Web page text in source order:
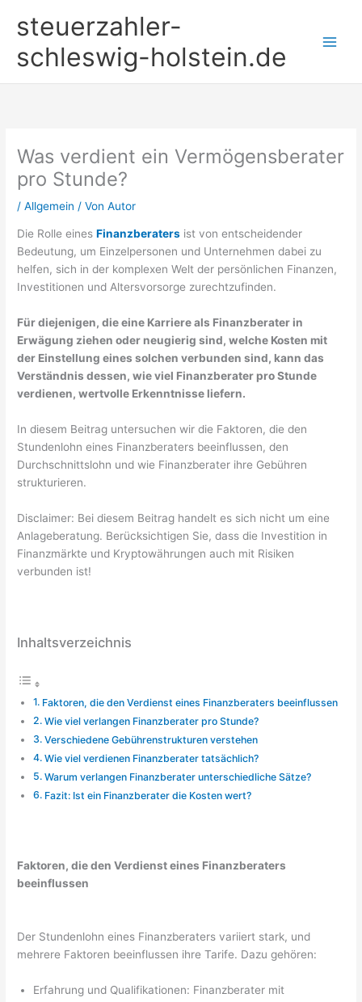
Inhaltsteuerzahler-
schleswig-holstein.de
Was verdient ein Vermögensberater
pro Stunde?
/Allgemein / VonAutor
Die Rolle einesFinanzberaters ist von entscheidender
Bedeutung, um Einzelpersonen und Unternehmen dabei zu
helfen, sich in der komplexen Welt der persönlichen Finanzen,
Investitionen und Altersvorsorge zurechtzufinden.
Für diejenigen, die eine Karriere als Finanzberater in
Erwägung ziehen oder neugierig sind, welche Kosten mit
der Einstellung eines solchen verbunden sind, kann das
Verständnis dessen, wie viel Finanzberater pro Stunde
verdienen, wertvolle Erkenntnisse liefern.
In diesem Beitrag untersuchen wir die Faktoren, die den
Stundenlohn eines Finanzberaters beeinflussen, den
Durchschnittslohn und wie Finanzberater ihre Gebühren
strukturieren.
Disclaimer: Bei diesem Beitrag handelt es sich nicht um eine
Anlageberatung. Berücksichtigen Sie, dass die Investition in
Finanzmärkte und Kryptowährungen auch mit Risiken
verbunden ist!
Inhaltsverzeichnis
Faktoren, die den Verdienst eines Finanzberaters beeinflussen
Wie viel verlangen Finanzberater pro Stunde?
Verschiedene Gebührenstrukturen verstehen
Wie viel verdienen Finanzberater tatsächlich?
Warum verlangen Finanzberater unterschiedliche Sätze?
Fazit: Ist ein Finanzberater die Kosten wert?
Faktoren, die den Verdienst eines Finanzberaters
beeinflussen
Der Stundenlohn eines Finanzberaters variiert stark, und
mehrere Faktoren beeinflussen ihre Tarife. Dazu gehören:
Erfahrung und Qualifikationen: Finanzberater mit